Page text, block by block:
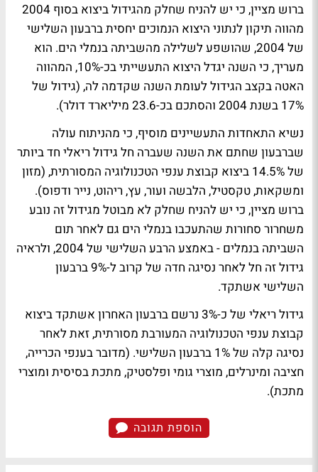
ברוש מציין, כי יש להניח שחלק מהגידול ביצוא בסוף 2004
מהווה תיקון לנתוני היצוא הנמוכים יחסית ברבעון השלישי
של 2004, שהושפע לשלילה מהשביתה בנמלי הים. הוא
מעריך, כי השנה יגדל היצוא התעשייתי בכ-10%, המהווה
האטה בקצב הגידול לעומת השנה שקדמה לה, (גידול של
17% בשנת 2004 והסתכם בכ-23.6 מיליארד דולר).
נשיא התאחדות התעשיינים מוסיף, כי מהניתוח עולה
שברבעון שחתם את השנה שעברה חל גידול ריאלי חד ביותר
של 14.5% ביצוא קבוצת ענפי הטכנולוגיה המסורתית, (מזון
ומשקאות, טקסטיל, הלבשה ועור, עץ, ריהוט, נייר ודפוס).
ברוש מציין, כי יש להניח שחלק לא מבוטל מגידול זה נובע
משחרור סחורות שהתעכבו בנמלי הים גם לאחר תום
השביתה בנמלים - באמצע הרבע השלישי של 2004, ולראיה
גידול זה חל לאחר נסיגה חדה של קרוב ל-9% ברבעון
השלישי אשתקד.
גידול ריאלי של כ-3% נרשם ברבעון האחרון אשתקד ביצוא
קבוצת ענפי הטכנולוגיה המעורבת מסורתית, זאת לאחר
נסיגה קלה של 1% ברבעון השלישי. (מדובר בענפי הכרייה,
חציבה ומינרלים, מוצרי גומי ופלסטיק, מתכת בסיסית ומוצרי
מתכת).
הוספת תגובה